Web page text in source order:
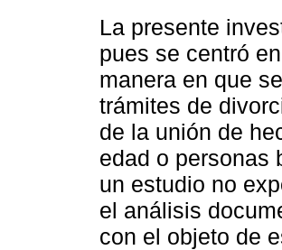
La presente
pues se centró
manera en que
trámites de
de la unión de
edad o personas
un estudio no
el análisis
con el objeto de